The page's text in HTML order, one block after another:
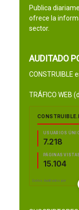
Publica
ofrece la
sector.
AUDITADO
CONSTRUIBLE
TRÁFICO WEB